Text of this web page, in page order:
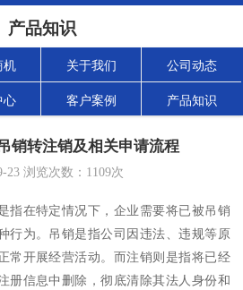
产品知识
机 关于我们 公司动态
心 客户案例 产品知识
销转注销及相关申请流程
23 浏览次数： 1109次
指在特定情况下，企业需要将已被吊销
行为。吊销是指公司因违法、违规等原
常开展经营活动。而注销则是指将已经
册信息中删除，彻底清除其法人身份和